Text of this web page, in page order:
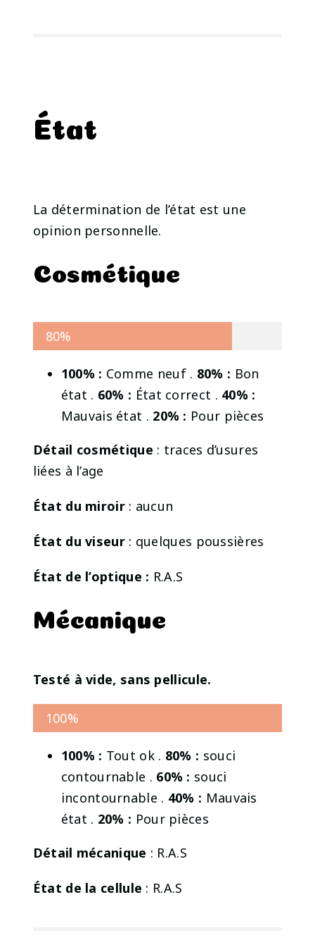
État
La détermination de l’état est une
opinion personnelle.
Cosmétique
80%
100% : Comme neuf . 80% : Bon
état . 60% : État correct . 40% :
Mauvais état . 20% : Pour pièces
Détail cosmétique : traces d’usures
liées à l’age
État du miroir: aucun
État du viseur: quelques poussières
État de l’optique : R.A.S
Mécanique
Testé à vide, sans pellicule.
100%
100% : Tout ok . 80% : souci
contournable . 60% : souci
incontournable . 40% : Mauvais
état . 20% : Pour pièces
Détail mécanique : R.A.S
État de la cellule : R.A.S